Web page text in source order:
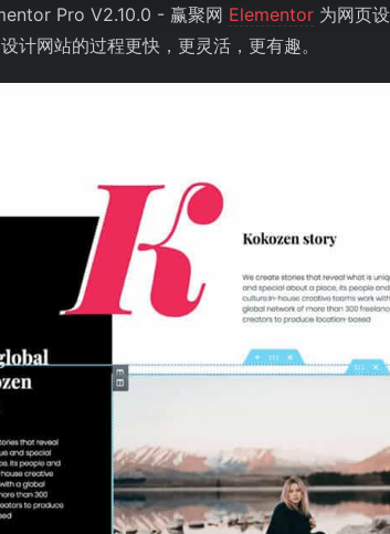
Pro V2.10.0 - 赢聚网 Elementor 为网页
计网站的过程更快，更灵活，更有趣。